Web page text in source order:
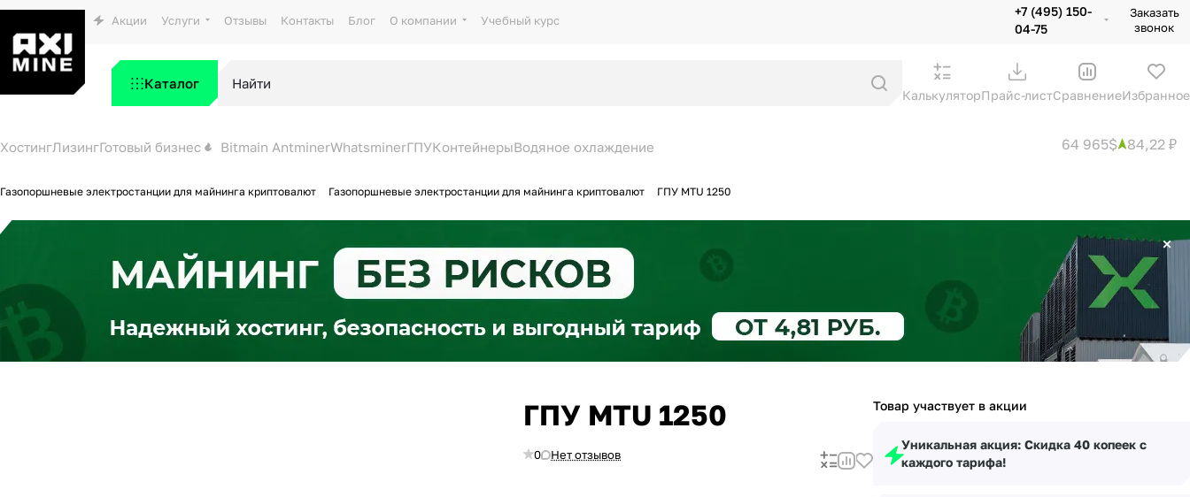
Акции Услуги Отзывы Контакты Блог О компании Учебный курс
+7 (495) 150-
04-75
Заказать
звонок
Каталог
КалькуляторПрайс-листСравнениеИзбранное
ХостингЛизингГотовый бизнес Bitmain AntminerWhatsminerГПУКонтейнерыВодяное охлаждение 64 965$ 84,22 ₽
Газопоршневые электростанции для майнинга криптовалют Газопоршневые электростанции для майнинга криптовалют ГПУ MTU 1250
×
ГПУ MTU 1250
0 Нет отзывов
Товар участвует в акции
Уникальная акция: Скидка 40 копеек с
каждого тарифа!